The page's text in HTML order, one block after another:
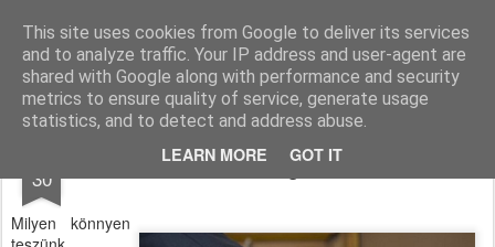
This site uses cookies from Google to deliver its services
and to analyze traffic. Your IP address and user-agent are
shared with Google along with performance and security
metrics to ensure quality of service, generate usage
statistics, and to detect and address abuse.
LEARN MORE GOT IT
Paksi Pünkösdi Gyülekezet A Magyar Pünkösdi Egyház paksi gyülekezetének hivatalos honlapja.
Pages
30 Röviden az ígéretekről
Milyen könnyen